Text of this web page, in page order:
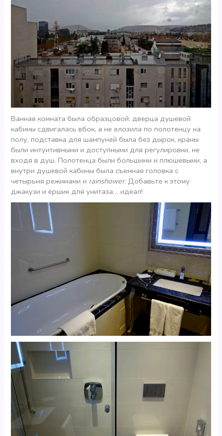
Ванная комната была образцовой: дверца душевой
кабины сдвигалась вбок, а не елозила по полотенцу на
полу, подставка для шампуней была без дырок, краны
были интуитивными и доступными для регулировки, не
входя в душ. Полотенца были большими и плюшевыми, а
внутри душевой кабины была съемная головка с
четырьмя режимами и rainshower. Добавьте к этому
джакузи и ёршик для унитаза… идеал!